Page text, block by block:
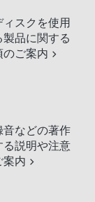
スクを使用
製品に関する
のご案内
音などの著作
る説明や注意
案内